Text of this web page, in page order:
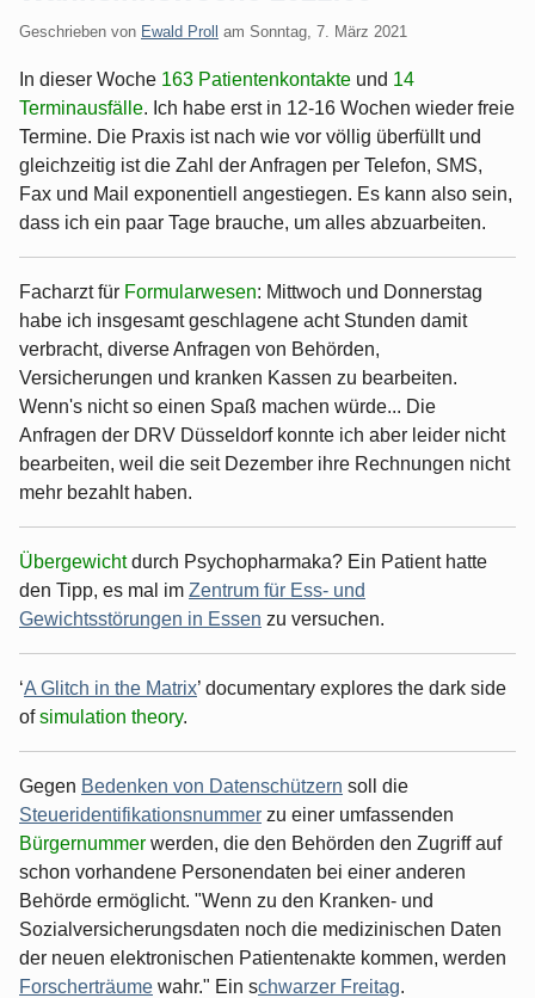
Geschrieben von Ewald Proll am Sonntag, 7. März 2021
In dieser Woche 163 Patientenkontakte und 14
Terminausfälle. Ich habe erst in 12-16 Wochen wieder freie
Termine. Die Praxis ist nach wie vor völlig überfüllt und
gleichzeitig ist die Zahl der Anfragen per Telefon, SMS,
Fax und Mail exponentiell angestiegen. Es kann also sein,
dass ich ein paar Tage brauche, um alles abzuarbeiten.
Facharzt für Formularwesen: Mittwoch und Donnerstag
habe ich insgesamt geschlagene acht Stunden damit
verbracht, diverse Anfragen von Behörden,
Versicherungen und kranken Kassen zu bearbeiten.
Wenn's nicht so einen Spaß machen würde... Die
Anfragen der DRV Düsseldorf konnte ich aber leider nicht
bearbeiten, weil die seit Dezember ihre Rechnungen nicht
mehr bezahlt haben.
Übergewichtdurch Psychopharmaka? Ein Patient hatte
den Tipp, es mal im Zentrum für Ess- und
Gewichtsstörungen in Essen zu versuchen.
‘A Glitch in the Matrix’ documentary explores the dark side
ofsimulation theory.
Gegen Bedenken von Datenschützern soll die
Steueridentifikationsnummer zu einer umfassenden
Bürgernummer werden, die den Behörden den Zugriff auf
schon vorhandene Personendaten bei einer anderen
Behörde ermöglicht. "Wenn zu den Kranken- und
Sozialversicherungsdaten noch die medizinischen Daten
der neuen elektronischen Patientenakte kommen, werden
Forscherträume wahr." Ein schwarzer Freitag.